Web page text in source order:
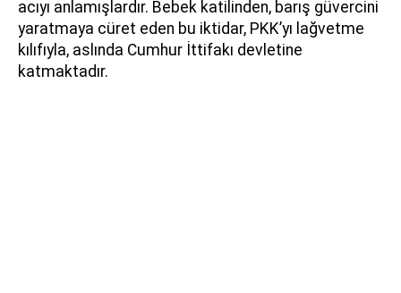
acıyı anlamışlardır. Bebek katilinden, barış güvercini
yaratmaya cüret eden bu iktidar, PKK’yı lağvetme
kılıfıyla, aslında Cumhur İttifakı devletine
katmaktadır.